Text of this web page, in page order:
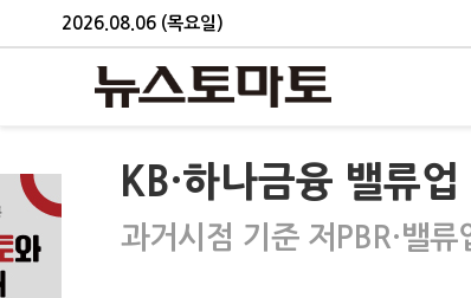
2026.08.06 (목요일)
KB·하나금융 밸류
과거시점 기준 저PBR·밸